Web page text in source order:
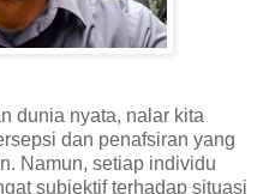
dunia nyata, nalar kita
dan penafsiran yang
Namun, setiap individu
subjektif terhadap situasi